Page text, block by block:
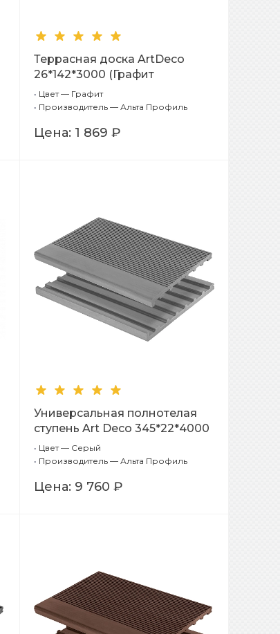
Террасная доска ArtDeco
26*142*3000 (Графит
Шлифовка + Тиснение
(стандарт))
• Цвет — Графит
• Производитель — Альта Профиль
Цена: 1 869 ₽
Универсальная полнотелая
ступень Art Deco 345*22*4000
(Серый)
• Цвет — Серый
• Производитель — Альта Профиль
Цена: 9 760 ₽